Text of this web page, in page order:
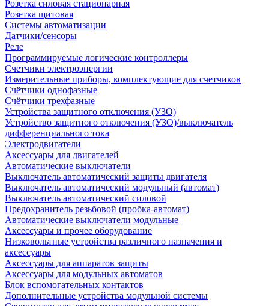
Розетка силовая стационарная
Розетка щитовая
Системы автоматизации
Датчики/сенсоры
Реле
Программируемые логические контроллеры
Счетчики электроэнергии
Измерительные приборы, комплектующие для счетчиков
Счётчики однофазные
Счётчики трехфазные
Устройства защитного отключения (УЗО)
Устройство защитного отключения (УЗО)/выключатель
дифференциального тока
Электродвигатели
Аксессуары для двигателей
Автоматические выключатели
Выключатель автоматический защиты двигателя
Выключатель автоматический модульный (автомат)
Выключатель автоматический силовой
Предохранитель резьбовой (пробка-автомат)
Автоматические выключатели модульные
Аксессуары и прочее оборудование
Низковольтные устройства различного назначения и
аксессуары
Аксессуары для аппаратов защиты
Аксессуары для модульных автоматов
Блок вспомогательных контактов
Дополнительные устройства модульной системы